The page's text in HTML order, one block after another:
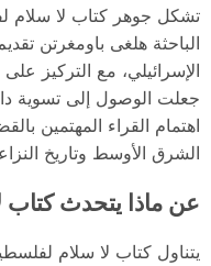
تشكل جوهر كتاب لا سلام
الباحثة هلغى باومغرتن
الإسرائيلي، مع التركيز
جعلت الوصول إلى تسوية
اهتمام القراء المهتمين
الشرق الأوسط وتاريخ
عن ماذا يتحدث
يتناول كتاب لا سلام